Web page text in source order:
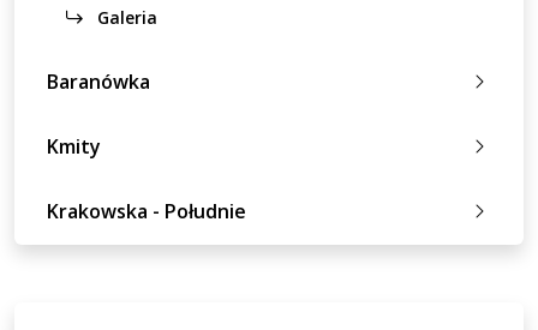
Galeria
Baranówka
Kmity
Krakowska - Południe